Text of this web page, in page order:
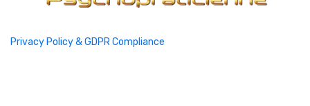
Privacy Policy & GDPR Compliance